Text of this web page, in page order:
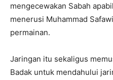
mengecewakan Sabah
menerusi Muhammad
permainan.
Jaringan itu sekaligus
Badak untuk mendahului